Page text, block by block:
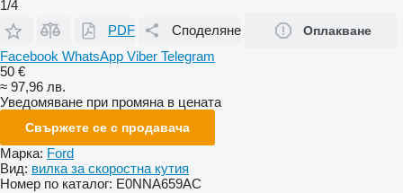
1/4
PDF
Споделяне Оплакване
Facebook WhatsApp Viber Telegram
50 €
≈ 97,96 лв.
Уведомяване при промяна в цената
Свържете се с продавача
Марка: Ford
Вид: вилка за скоростна кутия
Номер по каталог: E0NNA659AC